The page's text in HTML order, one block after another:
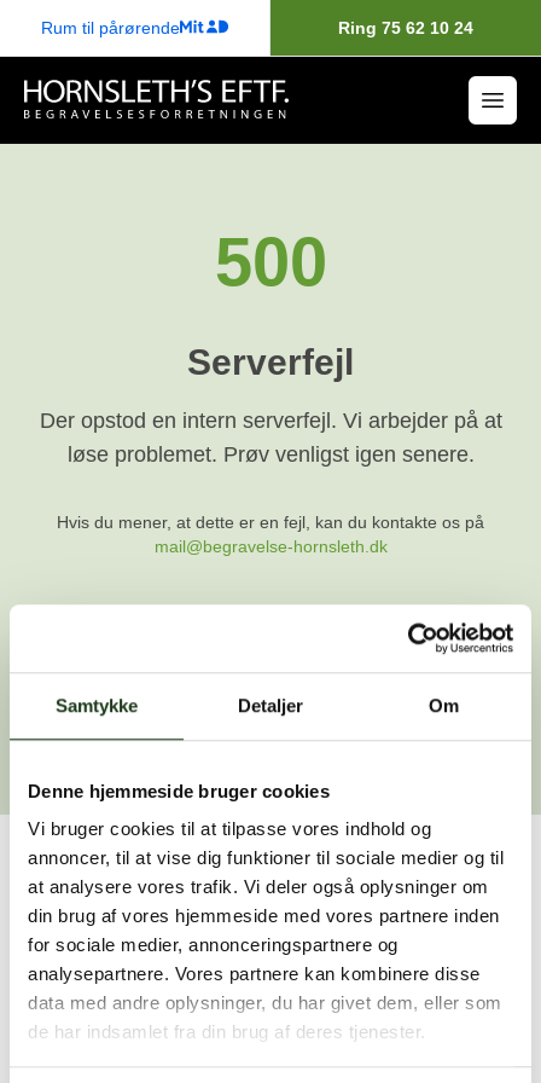
Samtykke Detaljer Om
Denne hjemmeside bruger cookies
Vi bruger cookies til at tilpasse vores indhold og
annoncer, til at vise dig funktioner til sociale medier og til
at analysere vores trafik. Vi deler også oplysninger om
din brug af vores hjemmeside med vores partnere inden
for sociale medier, annonceringspartnere og
analysepartnere. Vores partnere kan kombinere disse
data med andre oplysninger, du har givet dem, eller som
de har indsamlet fra din brug af deres tjenester.
Rum til pårørende Ring 75 62 10 24
500
Serverfejl
Der opstod en intern serverfejl. Vi arbejder på at
løse problemet. Prøv venligst igen senere.
Hvis du mener, at dette er en fejl, kan du kontakte os på
mail@begravelse-hornsleth.dk
Gå tilbage
Har du brug for hjælp?
Vi er her for at hjælpe dig. Du er velkommen til at kontakte
os, hvis du har spørgsmål eller brug for assistance.
59 45 10 14
Find nærmeste afdeling